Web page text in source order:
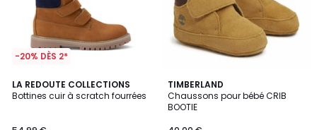
-20% DÈS 2*
LA REDOUTE COLLECTIONS
Bottines cuir à scratch fourrées
4,3
/ 5
2
Couleurs
TIMBERLAND
Chaussons pour bébé CRIB
BOOTIE
4,7
/ 5